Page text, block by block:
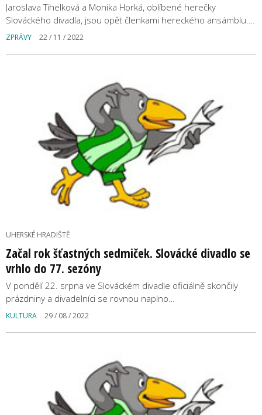
Jaroslava Tihelková a Monika Horká, oblíbené herečky
Slováckého divadla, jsou opět členkami hereckého ansámblu.…
ZPRÁVY 22 / 11 / 2022
UHERSKÉ HRADIŠTĚ
Začal rok šťastných sedmiček. Slovácké divadlo se
vrhlo do 77. sezóny
V pondělí 22. srpna ve Slováckém divadle oficiálně skončily
prázdniny a divadelníci se rovnou naplno…
KULTURA 29 / 08 / 2022